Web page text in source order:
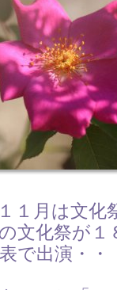
１月は文化
文化祭が１
で出演・・